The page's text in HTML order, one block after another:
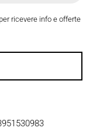
ricevere info e offerte